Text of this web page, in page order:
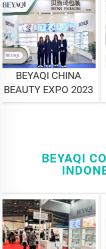
BEYAQI CHINA
BEAUTY EXPO 2023
BEYAQI